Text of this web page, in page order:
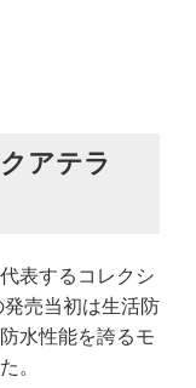
アテラ
表するコレクシ
売当初は生活防
水性能を誇るモ
。